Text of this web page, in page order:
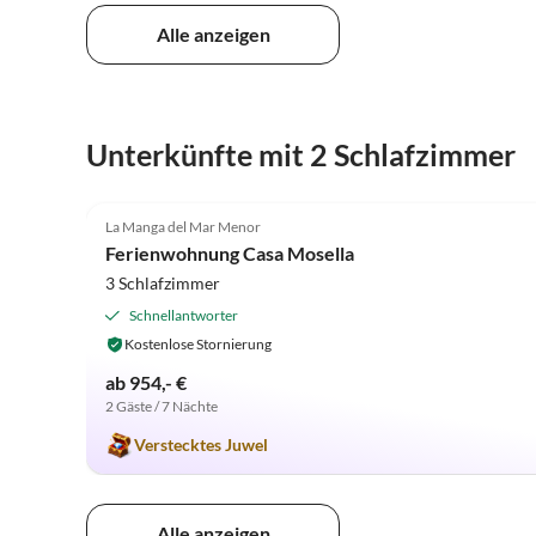
Alle anzeigen
Unterkünfte mit 2 Schlafzimmer
La Manga del Mar Menor
Ferienwohnung Casa Mosella
3 Schlafzimmer
Schnellantworter
Kostenlose Stornierung
ab 954,- €
2 Gäste / 7 Nächte
Verstecktes Juwel